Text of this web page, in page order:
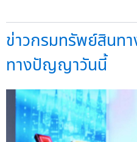
ข่าวกรมทรัพย์สิน
ทางปัญญาวันนี้